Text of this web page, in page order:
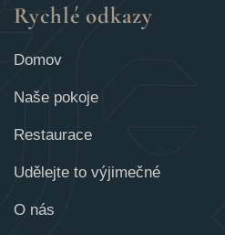
Rychlé odkazy
Domov
Naše pokoje
Restaurace
Udělejte to výjimečné
O nás